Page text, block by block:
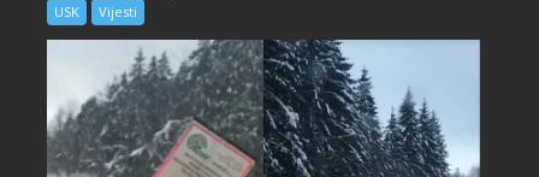
USK Vijesti